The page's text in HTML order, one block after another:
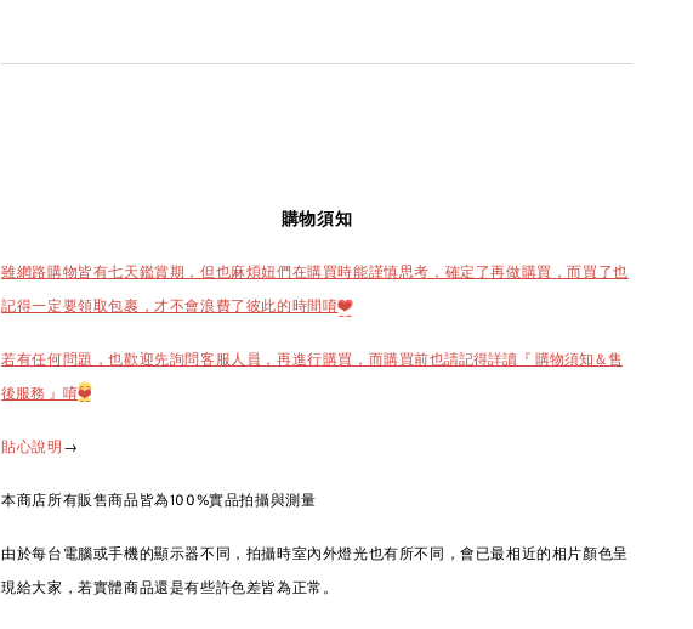
購物須知
雖網路購物皆有七天鑑賞期，但也麻煩妞們在購買時能謹慎思考，確定了再做購買，而買了也
記得一定要領取包裹，才不會浪費了彼此的時間唷❤️
若有任何問題，也歡迎先詢問客服人員，再進行購買，而購買前也請記得詳讀『 購物須知＆售
後服務 』唷❤️
貼心說明 →
本商店所有販售商品皆為100%實品拍攝與測量
由於每台電腦或手機的顯示器不同，拍攝時室內外燈光也有所不同，會已最相近的相片顏色呈
現給大家，若實體商品還是有些許色差皆為正常。